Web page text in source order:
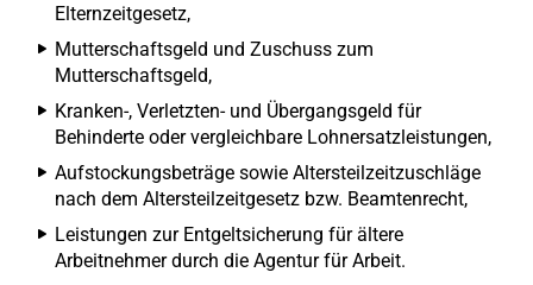
Elternzeitgesetz,
Mutterschaftsgeld und Zuschuss zum
Mutterschaftsgeld,
Kranken-, Verletzten- und Übergangsgeld für
Behinderte oder vergleichbare Lohnersatzleistungen,
Aufstockungsbeträge sowie Altersteilzeitzuschläge
nach dem Altersteilzeitgesetz bzw. Beamtenrecht,
Leistungen zur Entgeltsicherung für ältere
Arbeitnehmer durch die Agentur für Arbeit.